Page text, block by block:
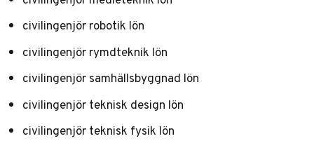
civilingenjör robotik lön
civilingenjör rymdteknik lön
civilingenjör samhällsbyggnad lön
civilingenjör teknisk design lön
civilingenjör teknisk fysik lön